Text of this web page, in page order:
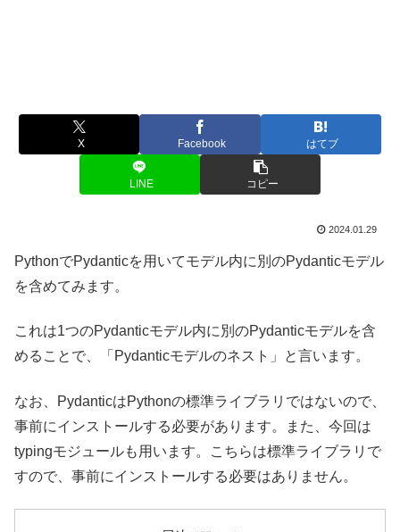
X Facebook はてブ
LINE コピー
2024.01.29
PythonでPydanticを用いてモデル内に別のPydanticモデル
を含めてみます。
これは1つのPydanticモデル内に別のPydanticモデルを含
めることで、「Pydanticモデルのネスト」と言います。
なお、PydanticはPythonの標準ライブラリではないので、
事前にインストールする必要があります。また、今回は
typingモジュールも用います。こちらは標準ライブラリで
すので、事前にインストールする必要はありません。